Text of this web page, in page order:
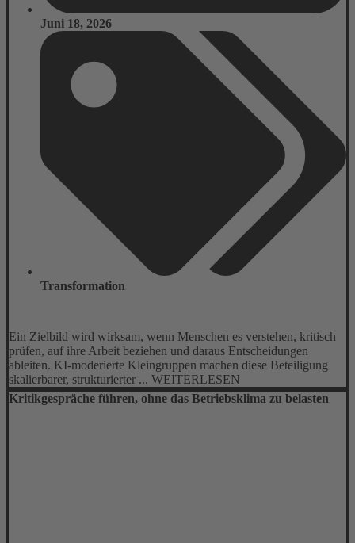
Juni 18, 2026
Transformation
Ein Zielbild wird wirksam, wenn Menschen es verstehen, kritisch
prüfen, auf ihre Arbeit beziehen und daraus Entscheidungen
ableiten. KI-moderierte Kleingruppen machen diese Beteiligung
skalierbarer, strukturierter ... WEITERLESEN
Kritikgespräche führen, ohne das Betriebsklima zu belasten